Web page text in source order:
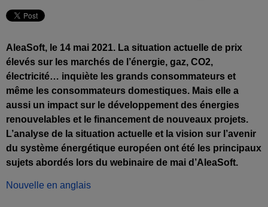
AleaSoft, le 14 mai 2021. La situation actuelle de prix
élevés sur les marchés de l’énergie, gaz, CO2,
électricité… inquiète les grands consommateurs et
même les consommateurs domestiques. Mais elle a
aussi un impact sur le développement des énergies
renouvelables et le financement de nouveaux projets.
L’analyse de la situation actuelle et la vision sur l’avenir
du système énergétique européen ont été les principaux
sujets abordés lors du webinaire de mai d’AleaSoft.
Nouvelle en anglais